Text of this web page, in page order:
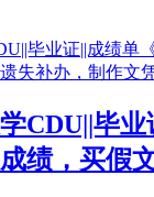
CDU||毕
绩，买假